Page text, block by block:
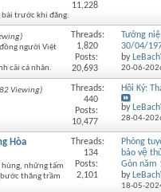
bài trước khi đăng.
11,228
người Việt
cãi cá nhân.
Threads:
1,820
Posts:
20,693
Tưởng
30/04/
by
20-06-
Viewing)
Threads:
440
Posts:
10,477
Hồi Ký:
by
28-04-
Hòa
hùng, những tấm
thăng trầm
Threads:
134
Posts:
2,101
Phòng
bảo vệ
Gòn năm
by
18-05-